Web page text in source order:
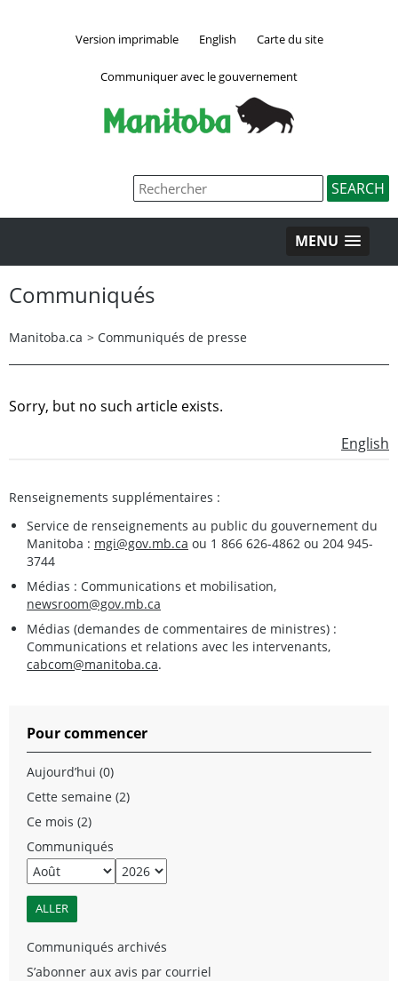
Version imprimable English Carte du site
Communiquer avec le gouvernement
MENU
Communiqués
Manitoba.ca > Communiqués de presse
Sorry, but no such article exists.
English
Renseignements supplémentaires :
Service de renseignements au public du gouvernement du
Manitoba : mgi@gov.mb.ca ou 1 866 626-4862 ou 204 945-
3744
Médias : Communications et mobilisation,
newsroom@gov.mb.ca
Médias (demandes de commentaires de ministres) :
Communications et relations avec les intervenants,
cabcom@manitoba.ca.
Pour commencer
Aujourd’hui (0)
Cette semaine (2)
Ce mois (2)
Communiqués
Communiqués archivés
S’abonner aux avis par courriel